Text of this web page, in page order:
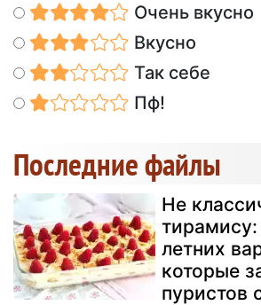
Очень вкусно
Вкусно
Так себе
Пф!
Последние файлы
Не
летних
которые
пуристов